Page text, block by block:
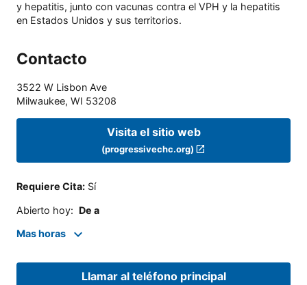
y hepatitis, junto con vacunas contra el VPH y la hepatitis
en Estados Unidos y sus territorios.
Contacto
3522 W Lisbon Ave
Milwaukee, WI 53208
Visita el sitio web
(progressivechc.org)
Requiere Cita: Sí
Abierto hoy: De a
Mas horas
Llamar al teléfono principal